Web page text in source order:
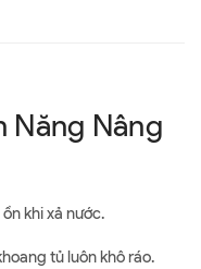
Năng Nâng
khi xả nước.
tủ luôn khô ráo.